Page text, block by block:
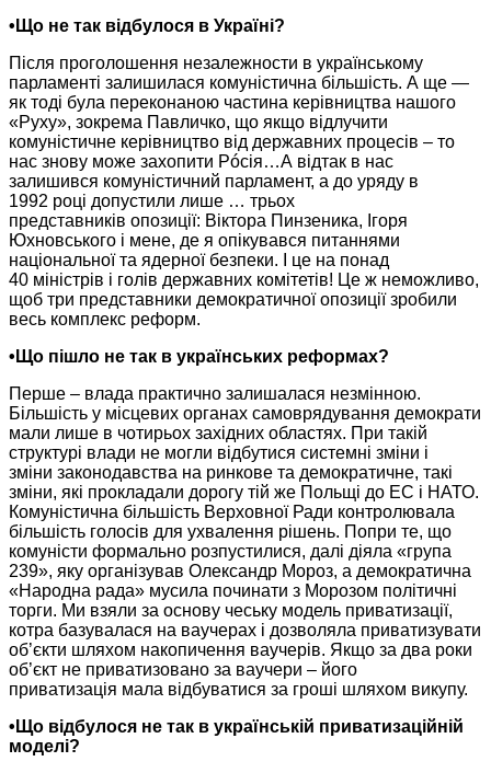
•Що не так відбулося в Україні?
Після проголошення незалежности в українському
парламенті залишилася комуністична більшість. А ще —
як тоді була переконаною частина керівництва нашого
«Руху», зокрема Павличко, що якщо відлучити
комуністичне керівництво від державних процесів – то
нас знову може захопити Рóсія…А відтак в нас
залишився комуністичний парламент, а до уряду в
1992 році допустили лише … трьох
представників опозиції: Віктора Пинзеника, Ігоря
Юхновського і мене, де я опікувався питаннями
національної та ядерної безпеки. І це на понад
40 міністрів і голів державних комітетів! Це ж неможливо,
щоб три представники демократичної опозиції зробили
весь комплекс реформ.
•Що пішло не так в українських реформах?
Перше – влада практично залишалася незмінною.
Більшість у місцевих органах самоврядування демократи
мали лише в чотирьох західних областях. При такій
структурі влади не могли відбутися системні зміни і
зміни законодавства на ринкове та демократичне, такі
зміни, які прокладали дорогу тій же Польщі до ЕС і НАТО.
Комуністична більшість Верховної Ради контролювала
більшість голосів для ухвалення рішень. Попри те, що
комуністи формально розпустилися, далі діяла «група
239», яку організував Олександр Мороз, а демократична
«Народна рада» мусила починати з Морозом політичні
торги. Ми взяли за основу чеську модель приватизації,
котра базувалася на ваучерах і дозволяла приватизувати
об’єкти шляхом накопичення ваучерів. Якщо за два роки
об’єкт не приватизовано за ваучери – його
приватизація мала відбуватися за гроші шляхом викупу.
•Що відбулося не так в українській приватизаційній
моделі?